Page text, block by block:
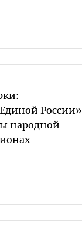
России»
народной